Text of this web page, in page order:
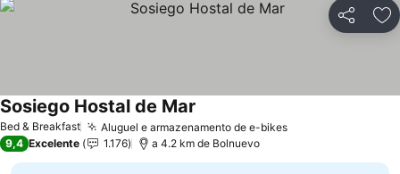
Partilhar
Bed & Breakfast Aluguel e armazenamento de e-bikes
Sosiego Hostal de Mar
9,4 Excelente 1.176 a 4.2 km de Bolnuevo